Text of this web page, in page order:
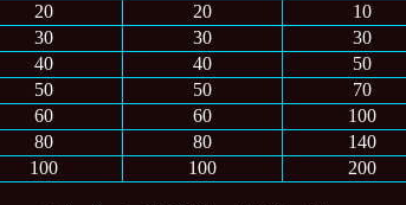
20 20
10
30 30
30
40 40
50
50 50
70
60 60
100
80 80
140
100 100 200